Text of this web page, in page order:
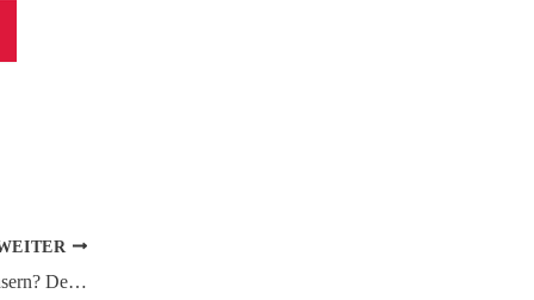
Eine Masseneinwanderung von Palästinensern? Der Todesplan für unsere beiden Völker